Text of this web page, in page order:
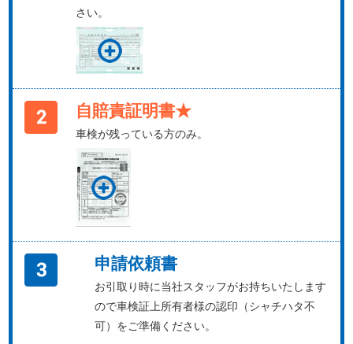
さい。
自賠責証明書★
車検が残っている方のみ。
申請依頼書
お引取り時に当社スタッフがお持ちいたします
ので車検証上所有者様の認印（シャチハタ不
可）をご準備ください。